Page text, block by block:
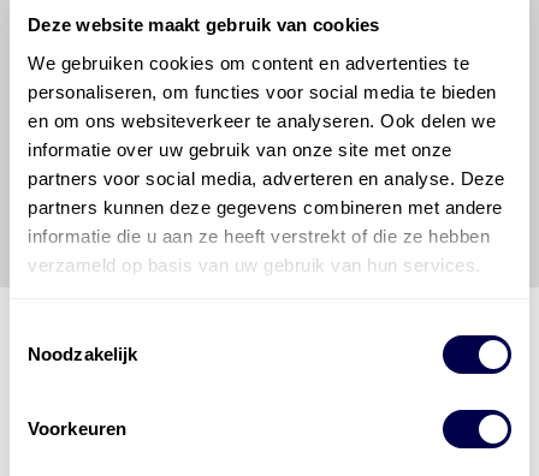
Deze website maakt gebruik van cookies
We gebruiken cookies om content en advertenties te
personaliseren, om functies voor social media te bieden
en om ons websiteverkeer te analyseren. Ook delen we
informatie over uw gebruik van onze site met onze
partners voor social media, adverteren en analyse. Deze
partners kunnen deze gegevens combineren met andere
informatie die u aan ze heeft verstrekt of die ze hebben
verzameld op basis van uw gebruik van hun services.
Noodzakelijk
Voorkeuren
raadplegen en te gebruiken erkent de gebruiker dat
hij/zij de ervaring, de kennis en het vermogen heeft
om de vereiste onderhoudswerkzaamheden op een
veilige en verantwoorde manier uit te voeren. Hij/zij
vrijwaart en indemniseert de uitgever enDen Hartog
Energies voor enig verlies, letsel, claim en schade
veroorzaakt door een onjuiste interpretatie of een
onjuist gebruik van de gepubliceerde gegevens.